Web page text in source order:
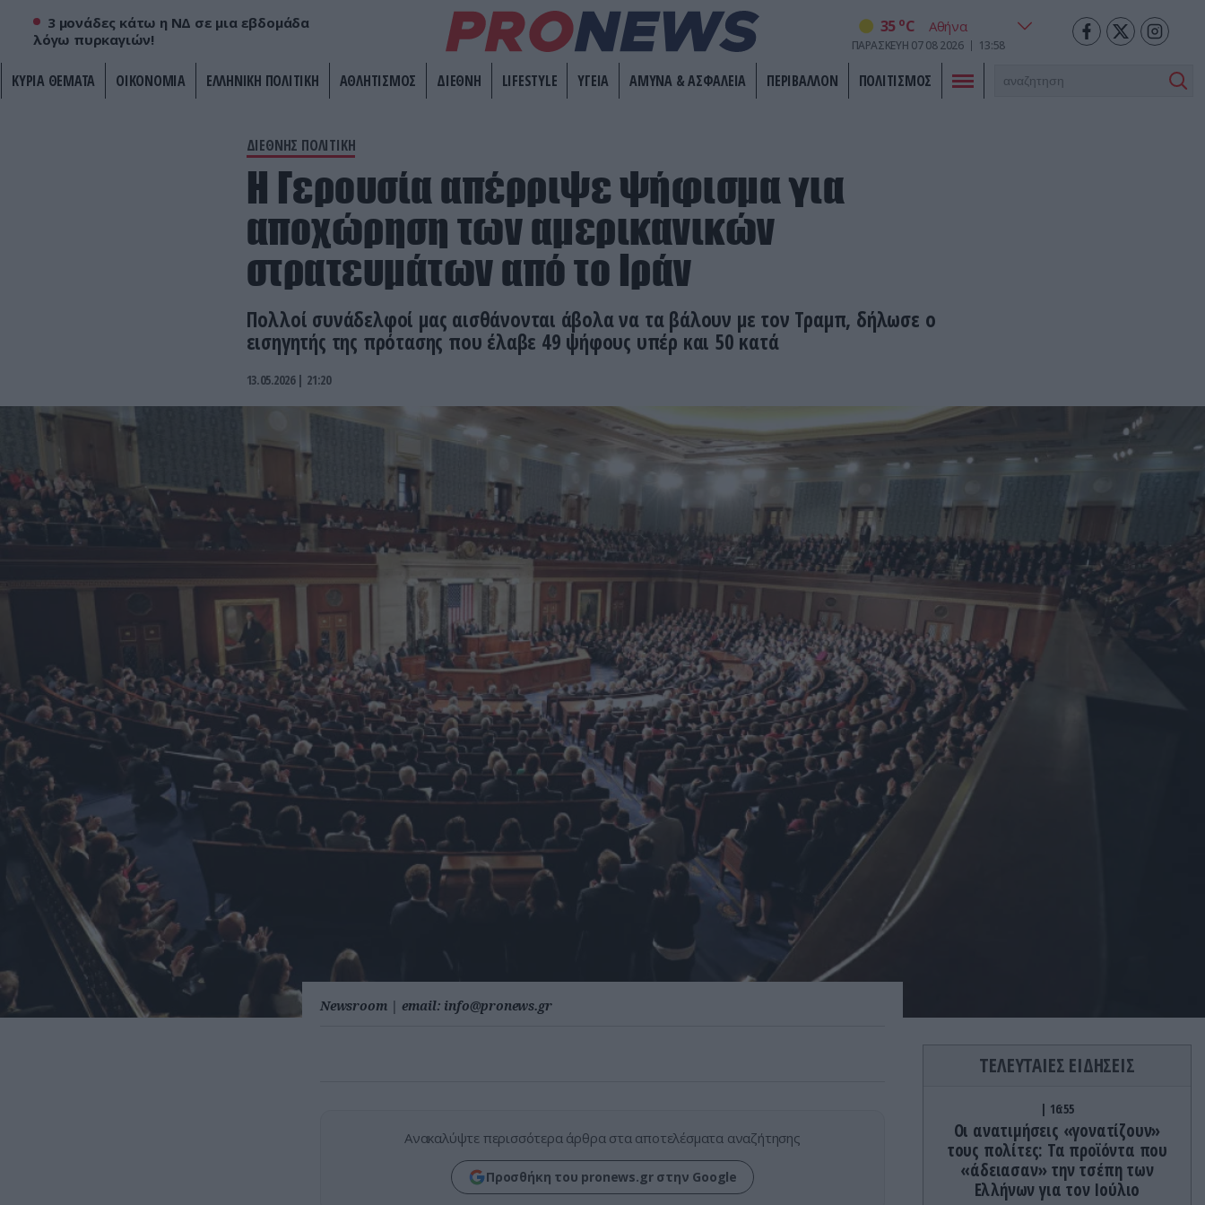
3 μονάδες κάτω η ΝΔ σε μια εβδομάδα
λόγω πυρκαγιών!
35 oC
ΠΑΡΑΣΚΕΥΗ 07 08 2026 13:58
ΚΥΡΙΑ ΘΕΜΑΤΑ ΟΙΚΟΝΟΜΙΑ ΕΛΛΗΝΙΚΗ ΠΟΛΙΤΙΚΗ ΑΘΛΗΤΙΣΜΟΣ ΔΙΕΘΝΗ LIFESTYLE ΥΓΕΙΑ ΑΜΥΝΑ & ΑΣΦΑΛΕΙΑ ΠΕΡΙΒΑΛΛΟΝ ΠΟΛΙΤΙΣΜΟΣ
ΔΙΕΘΝΗΣ ΠΟΛΙΤΙΚΗ
Η Γερουσία απέρριψε ψήφισμα για
αποχώρηση των αμερικανικών
στρατευμάτων από το Ιράν
Πολλοί συνάδελφοί μας αισθάνονται άβολα να τα βάλουν με τον Τραμπ, δήλωσε ο
εισηγητής της πρότασης που έλαβε 49 ψήφους υπέρ και 50 κατά
13.05.2026 | 21:20
Newsroom | email: info@pronews.gr
Ανακαλύψτε περισσότερα άρθρα στα αποτελέσματα αναζήτησης
Προσθήκη του pronews.gr στην Google
ΤΕΛΕΥΤΑΙΕΣ ΕΙΔΗΣΕΙΣ
16:55
Οι ανατιμήσεις «γονατίζουν»
τους πολίτες: Τα προϊόντα που
«άδειασαν» την τσέπη των
Ελλήνων για τον Ιούλιο